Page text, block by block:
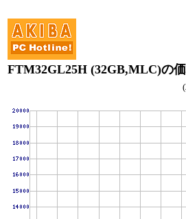
FTM32GL25H (32GB,MLC)の